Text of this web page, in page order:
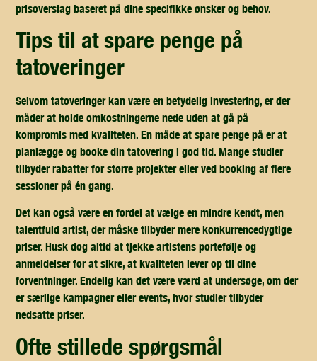
prisoverslag baseret på dine specifikke ønsker og behov.
tips til at spare penge på
tatoveringer
Selvom tatoveringer kan være en betydelig investering, er der
måder at holde omkostningerne nede uden at gå på
kompromis med kvaliteten. En måde at spare penge på er at
planlægge og booke din tatovering i god tid. Mange studier
tilbyder rabatter for større projekter eller ved booking af flere
sessioner på én gang.
Det kan også være en fordel at vælge en mindre kendt, men
talentfuld artist, der måske tilbyder mere konkurrencedygtige
priser. Husk dog altid at tjekke artistens portefølje og
anmeldelser for at sikre, at kvaliteten lever op til dine
forventninger. Endelig kan det være værd at undersøge, om der
er særlige kampagner eller events, hvor studier tilbyder
nedsatte priser.
ofte stillede spørgsmål